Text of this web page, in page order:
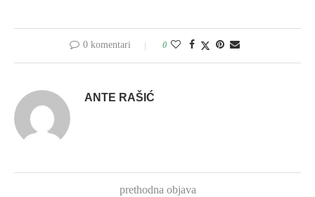
0 komentari 0
ANTE RAŠIĆ
prethodna objava